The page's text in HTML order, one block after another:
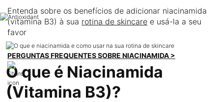
Entenda sobre os benefícios de adicionar niacinamida
(vitamina B3) à sua rotina de skincare e usá-la a seu
favor
PERGUNTAS FREQUENTES SOBRE NIACINAMIDA >
O que é Niacinamida
(Vitamina B3)?